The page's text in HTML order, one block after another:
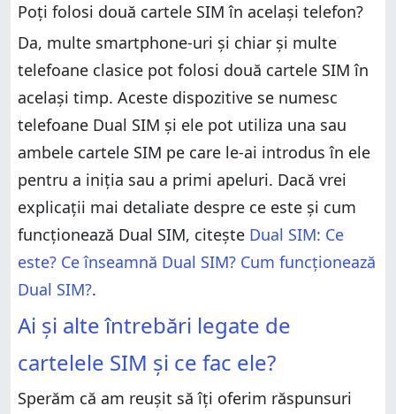
Poți folosi două cartele SIM în același telefon?
Da, multe smartphone-uri și chiar și multe
telefoane clasice pot folosi două cartele SIM în
același timp. Aceste dispozitive se numesc
telefoane Dual SIM și ele pot utiliza una sau
ambele cartele SIM pe care le-ai introdus în ele
pentru a iniția sau a primi apeluri. Dacă vrei
explicații mai detaliate despre ce este și cum
funcționează Dual SIM, citește Dual SIM: Ce
este? Ce înseamnă Dual SIM? Cum funcționează
Dual SIM?.
Ai și alte întrebări legate de
cartelele SIM și ce fac ele?
Sperăm că am reușit să îți oferim răspunsuri